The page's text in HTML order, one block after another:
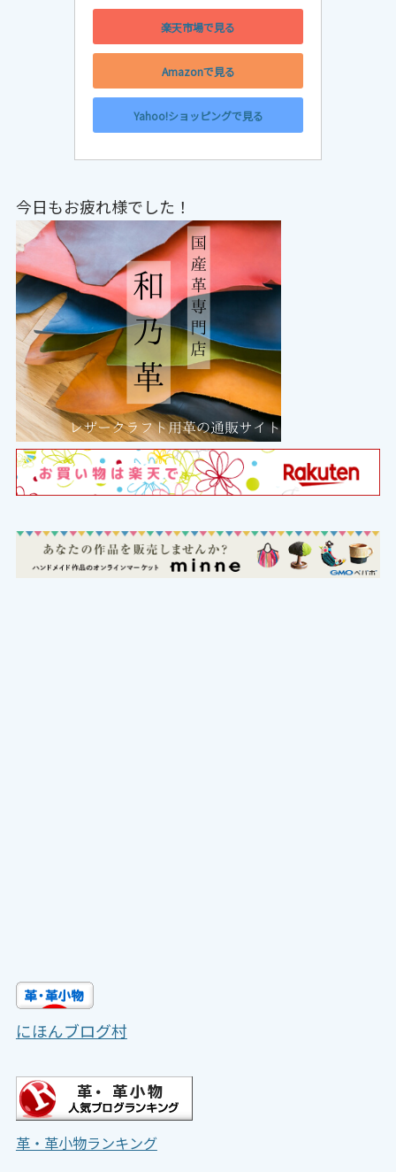
楽天市場で見る
Amazonで見る
Yahoo!ショッピングで見る
今日もお疲れ様でした！
にほんブログ村
革・革小物ランキング